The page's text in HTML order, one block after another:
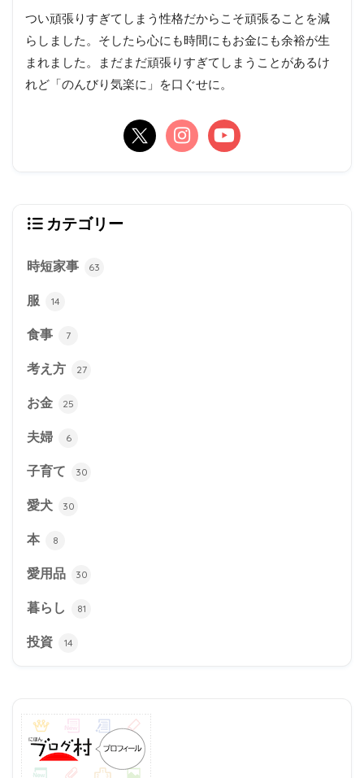
つい頑張りすぎてしまう性格だからこそ頑張ることを減
らしました。そしたら心にも時間にもお金にも余裕が生
まれました。まだまだ頑張りすぎてしまうことがあるけ
れど「のんびり気楽に」を口ぐせに。
カテゴリー
時短家事 63
服 14
食事 7
考え方 27
お金 25
夫婦 6
子育て 30
愛犬 30
本 8
愛用品 30
暮らし 81
投資 14